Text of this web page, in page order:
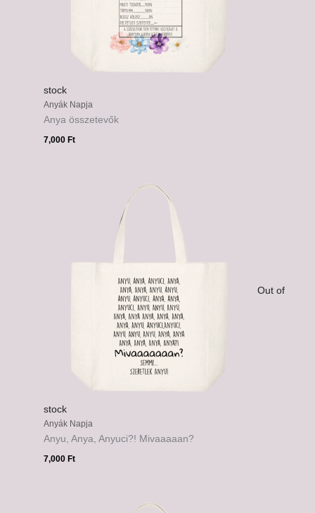
stock
Anyák Napja
Anya összetevők
7,000Ft
Out of
stock
Anyák Napja
Anyu, Anya, Anyuci?! Mivaaaaan?
7,000Ft